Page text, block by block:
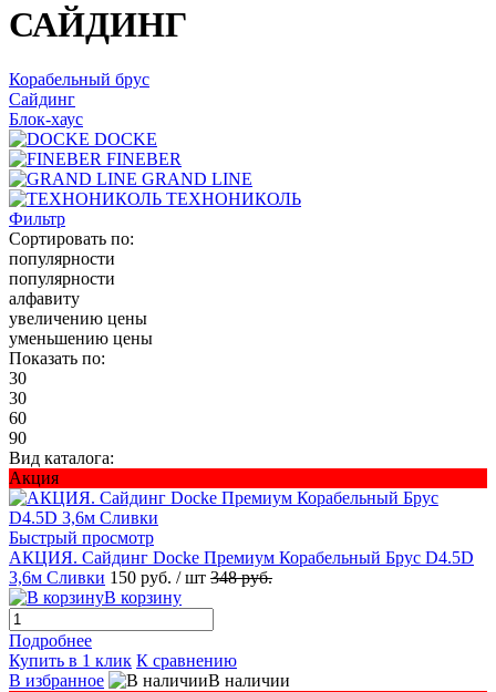
САЙДИНГ
Корабельный брус
Сайдинг
Блок-хаус
DOCKE
FINEBER
GRAND LINE
ТЕХНОНИКОЛЬ
Фильтр
Сортировать по:
популярности
популярности
алфавиту
увеличению цены
уменьшению цены
Показать по:
30
30
60
90
Вид каталога:
Акция
Быстрый просмотр
АКЦИЯ. Сайдинг Docke Премиум Корабельный Брус D4.5D
3,6м Сливки 150 руб. / шт 348 руб.
В корзину
Подробнее
Купить в 1 клик К сравнению
В избранное
В наличии